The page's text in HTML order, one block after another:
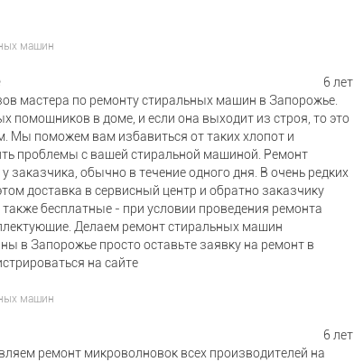
машин
6 лет
мастера по ремонту стиральных машин в Запорожье.
помощников в доме, и если она выходит из строя, то это
Мы поможем вам избавиться от таких хлопот и
проблемы с вашей стиральной машиной. Ремонт
обычно в течение одного дня. В очень редких
доставка в сервисный центр и обратно заказчику
бесплатные - при условии проведения ремонта
Делаем ремонт стиральных машин
в Запорожье просто оставьте заявку на ремонт в
на сайте
машин
6 лет
ремонт микроволновок всех производителей на